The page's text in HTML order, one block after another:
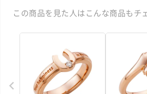
この商品を見た人はこんな商品もチ